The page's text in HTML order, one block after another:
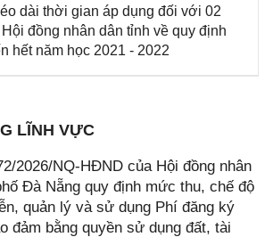
dài thời gian áp dụng đối với 02
đồng nhân dân tỉnh về quy định
hết năm học 2021 - 2022
LĨNH VỰC
2026/NQ-HĐND của Hội đồng nhân
Đà Nẵng quy định mức thu, chế độ
quản lý và sử dụng Phí đăng ký
đảm bằng quyền sử dụng đất, tài